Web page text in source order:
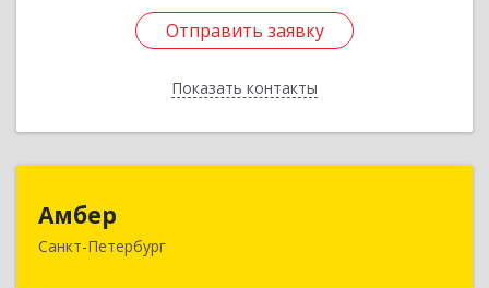
Отправить заявку
Показать контакты
Отправить заявку
Назад
Амбер
Санкт-Петербург
191119, Санкт-Петербург г, Правды ул, дом №